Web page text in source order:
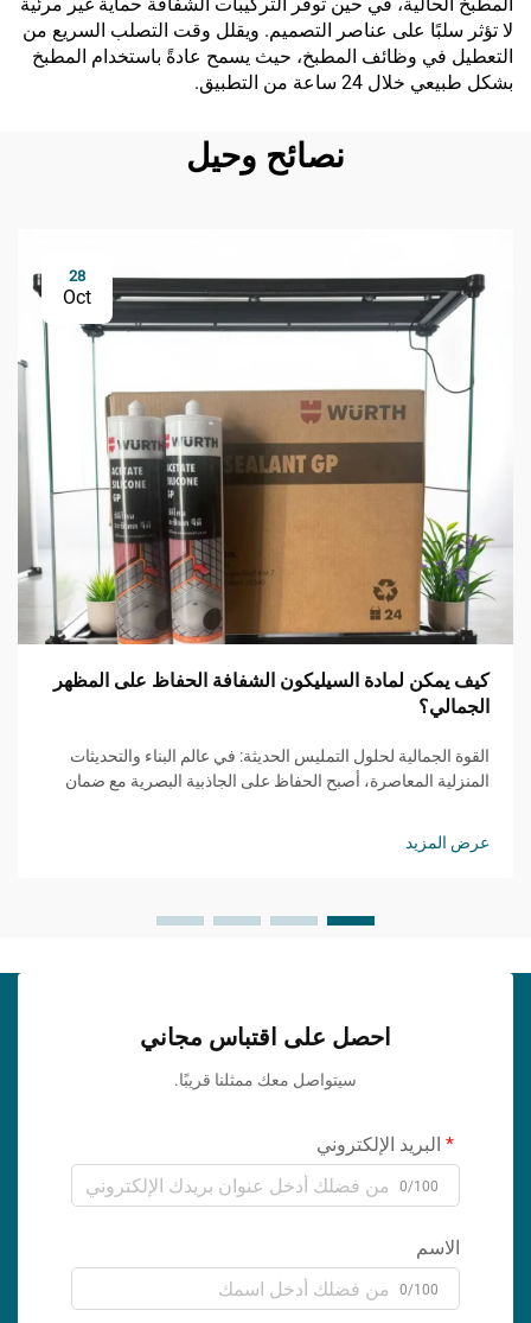
لا تؤثر سلبًا على عناصر التصميم. ويقلل وقت التصلب السريع من
التعطيل في وظائف المطبخ، حيث يسمح عادةً باستخدام المطبخ
بشكل طبيعي خلال 24 ساعة من التطبيق.
نصائح وحيل
28
Oct
كيف يمكن لمادة السيليكون الشفافة الحفاظ على المظهر
الجمالي؟
القوة الجمالية لحلول التمليس الحديثة: في عالم البناء والتحديثات
المنزلية المعاصرة، أصبح الحفاظ على الجاذبية البصرية مع ضمان
عرض المزيد
احصل على اقتباس مجاني
سيتواصل معك ممثلنا قريبًا.
البريد الإلكتروني
0/100
الاسم
0/100